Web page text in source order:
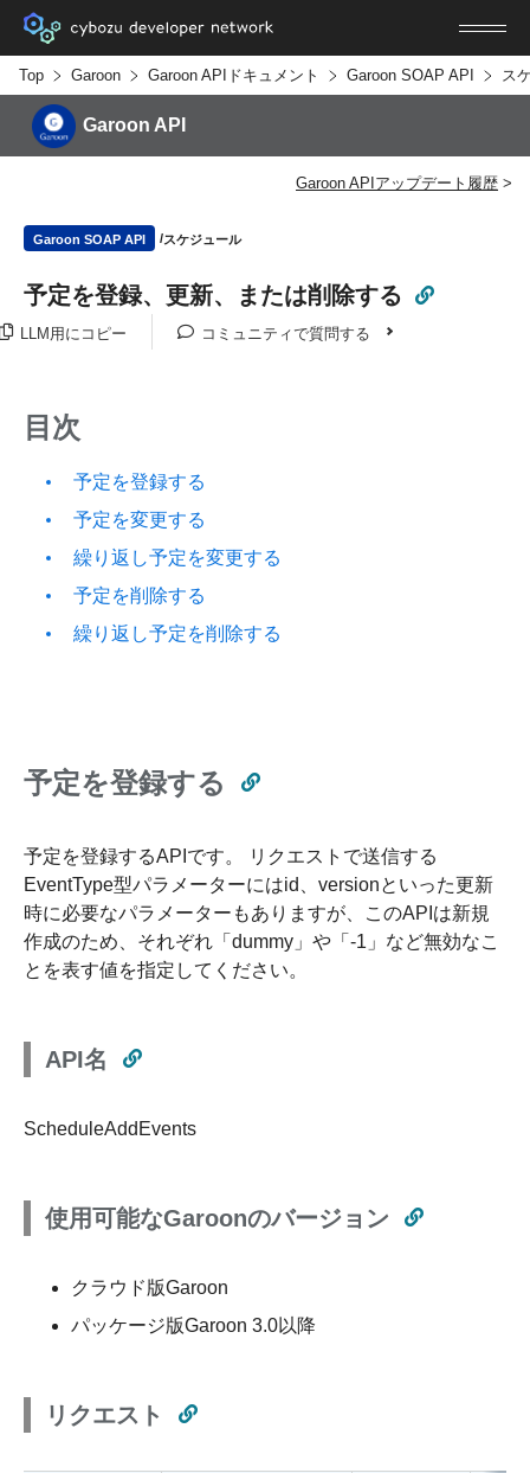
Top Garoon Garoon APIドキュメント Garoon SOAP API ス
Garoon API
Garoon APIアップデート履歴
Garoon SOAP API スケジュール
予定を登録、更新、または削除する
LLM用にコピー コミュニティで質問する
目次
予定を登録する
予定を変更する
繰り返し予定を変更する
予定を削除する
繰り返し予定を削除する
予定を登録する
予定を登録するAPIです。 リクエストで送信する
EventType型パラメーターにはid、versionといった更新
時に必要なパラメーターもありますが、このAPIは新規
作成のため、それぞれ「dummy」や「-1」など無効なこ
とを表す値を指定してください。
API名
ScheduleAddEvents
使用可能なGaroonのバージョン
クラウド版Garoon
パッケージ版Garoon 3.0以降
リクエスト